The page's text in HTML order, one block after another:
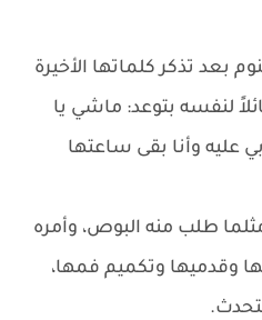
بعد تذكر كلماتها الأخيرة
لنفسه بتوعد: ماشي يا
عليه وأنا بقى ساعتها
طلب منه البوص، وأمره
وقدميها وتكميم فمها،